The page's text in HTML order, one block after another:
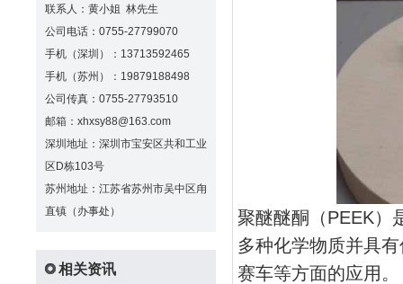
联系人：黄小姐 林先生
公司电话：0755-27799070
手机（深圳）：13713592465
手机（苏州）：19879188498
公司传真：0755-27793510
邮箱：xhxsy88@163.com
深圳地址：深圳市宝安区共和工业
区D栋103号
苏州地址：江苏省苏州市吴中区甪
直镇（办事处）
相关资讯
聚醚醚酮（PEEK）
多种化学物质并具
赛车等方面的应用。